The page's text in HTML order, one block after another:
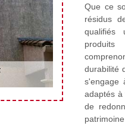
Que ce
résidus
qualifiés
produits
durabilité
s'engage
adaptés à
de